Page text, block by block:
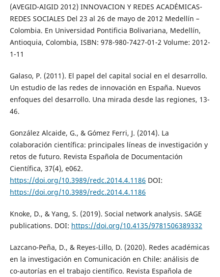
(AVEGID-AIGID 2012) INNOVACION Y REDES ACADÉMICAS-
REDES SOCIALES Del 23 al 26 de mayo de 2012 Medellín –
Colombia. En Universidad Pontificia Bolivariana, Medellín,
Antioquia, Colombia, ISBN: 978-980-7427-01-2 Volume: 2012-
1-11
Galaso, P. (2011). El papel del capital social en el desarrollo.
Un estudio de las redes de innovación en España. Nuevos
enfoques del desarrollo. Una mirada desde las regiones, 13-
46.
González Alcaide, G., & Gómez Ferri, J. (2014). La
colaboración científica: principales líneas de investigación y
retos de futuro. Revista Española de Documentación
Científica, 37(4), e062.
https://doi.org/10.3989/redc.2014.4.1186 DOI:
https://doi.org/10.3989/redc.2014.4.1186
Knoke, D., & Yang, S. (2019). Social network analysis. SAGE
publications. DOI: https://doi.org/10.4135/9781506389332
Lazcano-Peña, D., & Reyes-Lillo, D. (2020). Redes académicas
en la investigación en Comunicación en Chile: análisis de
co-autorías en el trabajo científico. Revista Española de